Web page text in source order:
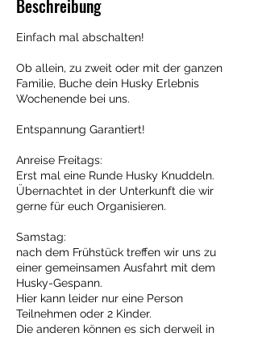
Beschreibung
Einfach mal abschalten!
Ob allein, zu zweit oder mit der ganzen
Familie, Buche dein Husky Erlebnis
Wochenende bei uns.
Entspannung Garantiert!
Anreise Freitags:
Erst mal eine Runde Husky Knuddeln.
Übernachtet in der Unterkunft die wir
gerne für euch Organisieren.
Samstag:
nach dem Frühstück treffen wir uns zu
einer gemeinsamen Ausfahrt mit dem
Husky-Gespann.
Hier kann leider nur eine Person
Teilnehmen oder 2 Kinder.
Die anderen können es sich derweil in